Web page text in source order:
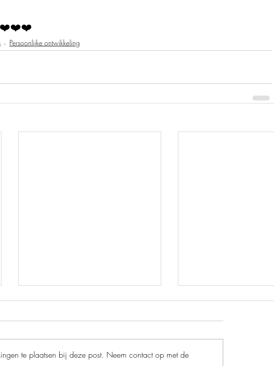
Persoonlijke ontwikkeling
te plaatsen bij deze post. Neem contact op met de